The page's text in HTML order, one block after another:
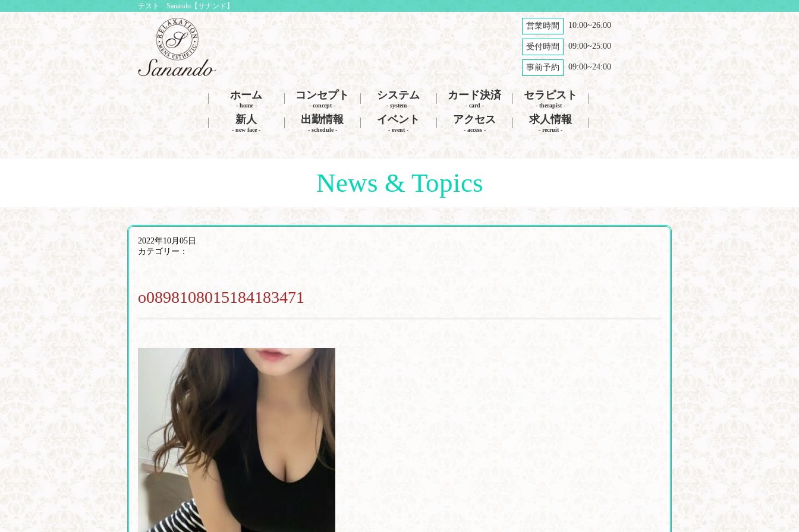
テスト Sanando【サナンド】
営業時間 10:00~26:00
受付時間 09:00~25:00
事前予約 09:00~24:00
ホーム
- home -
コンセプト
- concept -
システム
- system -
カード決済
- card -
セラピスト
- therapist -
新人
- new face -
出勤情報
- schedule -
イベント
- event -
アクセス
- access -
求人情報
- recruit -
News & Topics
2022年10月05日
カテゴリー：
o0898108015184183471